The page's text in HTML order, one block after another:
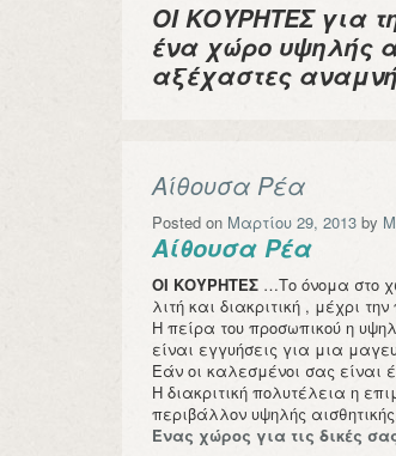
ΟΙ ΚΟΥΡΗΤΕΣ για
ένα χώρο υψηλής
αξέχαστες
Αίθουσα Ρέα
Posted on Μαρτίου 29, 2013 by
Αίθουσα Ρέα
ΟΙ ΚΟΥΡΗΤΕΣ …Το όνομα στο
λιτή και διακριτική , μέχρι
Η πείρα του προσωπικού η
είναι εγγυήσεις για μια
Εάν οι καλεσμένοι σας είναι
Η διακριτική πολυτέλεια η
περιβάλλον υψηλής
Ένας χώρος για τις δικές